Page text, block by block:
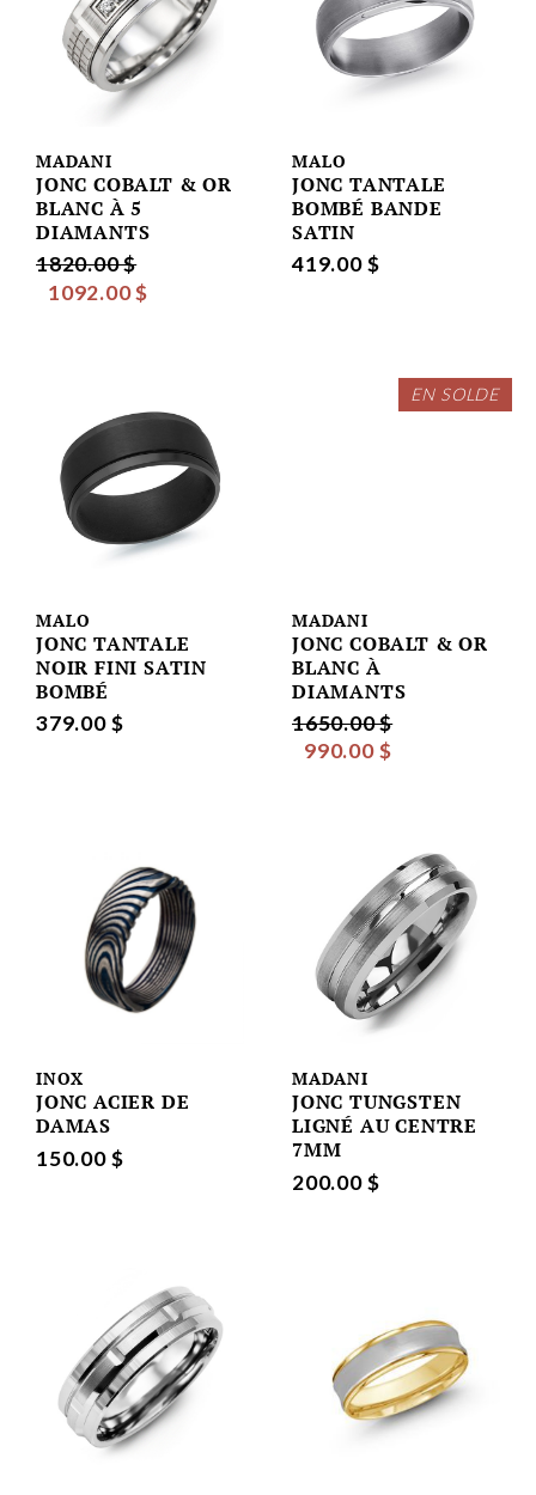
MADANI
JONC COBALT & OR
BLANC À 5
DIAMANTS
1820.00 $
1092.00 $
MALO
JONC TANTALE
BOMBÉ BANDE
SATIN
419.00 $
MALO
JONC TANTALE
NOIR FINI SATIN
BOMBÉ
379.00 $
EN SOLDE
MADANI
JONC COBALT & OR
BLANC À
DIAMANTS
1650.00 $
990.00 $
INOX
JONC ACIER DE
DAMAS
150.00 $
MADANI
JONC TUNGSTEN
LIGNÉ AU CENTRE
7MM
200.00 $